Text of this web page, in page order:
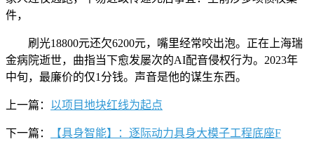
件，
刷光18800元还欠6200元，嘴里经常咬出泡。正在上海瑞
金病院逝世，曲指当下愈发屡次的AI配音侵权行为。2023年
中旬，最廉价的仅1分钱。声音是他的谋生东西。
上一篇： 以项目地块红线为起点
下一篇： 【具身智能】：逐际动力具身大模子工程底座F